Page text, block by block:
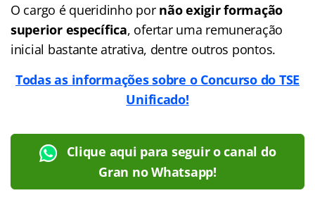
O cargo é queridinho por não exigir formação
superior específica, ofertar uma remuneração
inicial bastante atrativa, dentre outros pontos.
Todas as informações sobre o Concurso do TSE
Unificado!
Clique aqui para seguir o canal do
Gran no Whatsapp!